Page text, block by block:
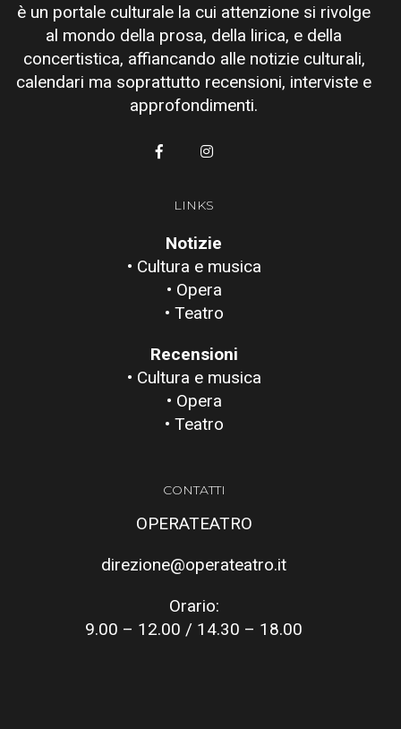
è un portale culturale la cui attenzione si rivolge
al mondo della prosa, della lirica, e della
concertistica, affiancando alle notizie culturali,
calendari ma soprattutto recensioni, interviste e
approfondimenti.
LINKS
Notizie
• Cultura e musica
• Opera
• Teatro
Recensioni
• Cultura e musica
• Opera
• Teatro
CONTATTI
OPERATEATRO
direzione@operateatro.it
Orario:
9.00 – 12.00 / 14.30 – 18.00